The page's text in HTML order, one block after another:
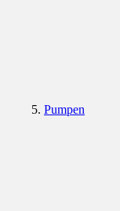
Pumpen